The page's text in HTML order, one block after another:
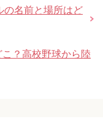
の名前と場所はど
？高校野球から陸